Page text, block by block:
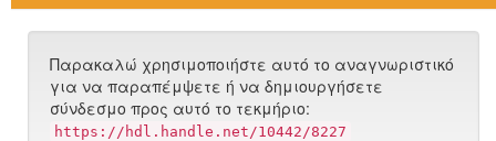
Παρακαλώ χρησιμοποιήστε αυτό το αναγνωριστικό
για να παραπέμψετε ή να δημιουργήσετε
σύνδεσμο προς αυτό το τεκμήριο:
https://hdl.handle.net/10442/8227